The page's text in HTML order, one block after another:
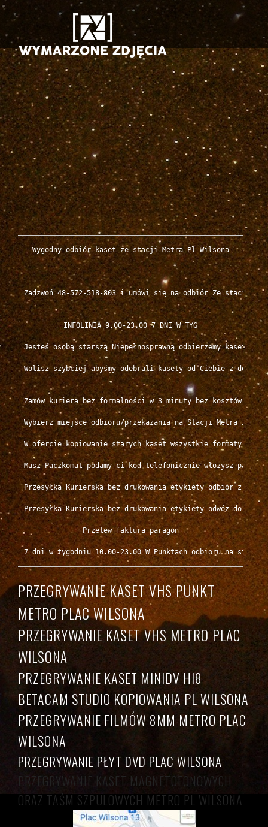
Wygodny odbiór kaset ze stacji Metra Pl Wilsona
Zadzwoń 48-572-518-803 i umówi się na odbiór Ze stacji
INFOLINIA 9.00-23.00 7 DNI W TYG
Jesteś osobą starszą Niepełnosprawną odbierzemy kasety od
Wolisz szybciej abyśmy odebrali kasety od Ciebie z domu
Zamów kuriera bez formalności w 3 minuty bez kosztów
Wybierz miejsce odbioru/przekazania na Stacji Metra i w
W ofercie kopiowanie starych kaset wszystkie formaty w
Masz Paczkomat podamy ci kod telefonicznie włozysz paczkę
Przesyłka Kurierska bez drukowania etykiety odbiór z
Przesyłka Kurierska bez drukowania etykiety odwóz do
Przelew faktura paragon
7 dni w tygodniu 10.00-23.00 W Punktach odbioru na
PRZEGRYWANIE KASET VHS PUNKT
METRO PLAC WILSONA
PRZEGRYWANIE KASET VHS METRO PLAC
WILSONA
PRZEGRYWANIE KASET MINIDV HI8
BETACAM STUDIO KOPIOWANIA PL WILSONA
PRZEGRYWANIE FILMÓW 8MM METRO PLAC
WILSONA
PRZEGRYWANIE PŁYT DVD PLAC WILSONA
PRZEGRYWANIE KASET MAGNETOFONOWYCH
ORAZ TAŚM SZPULOWYCH METRO PL WILSONA